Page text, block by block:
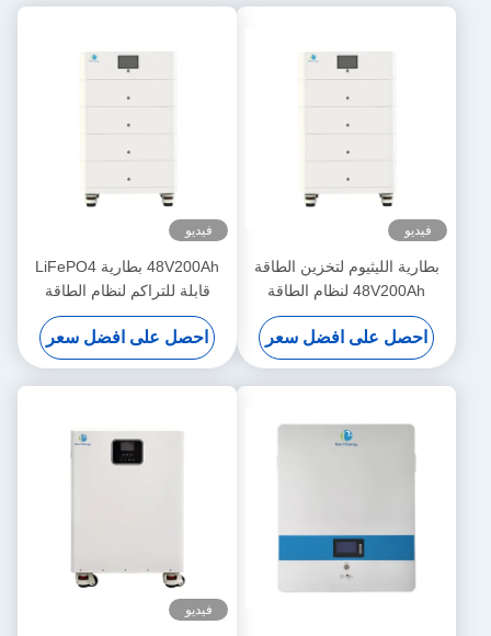
فيديو
بطارية الليثيوم لتخزين الطاقة
48V200Ah لنظام الطاقة
الشمسية مع الاتصالات RS485 /
CAN ومؤشرات LCD
احصل على افضل سعر
فيديو
48V200Ah بطارية LiFePO4
قابلة للتراكم لنظام الطاقة
الشمسية مع الاتصالات RS485 /
CAN ومؤشرات LCD
احصل على افضل سعر
فيديو